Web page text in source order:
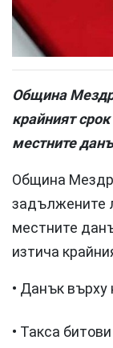
Община
крайният
местните
Община
задължените
местните
изтича
• Данък
• Такса